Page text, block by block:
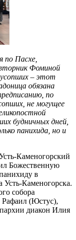
по Пасхе,
Фоминой
– этот
обязана
по
не могущее
будничных дней,
панихида, но и
Каменогорский
Божественную
в
Усть-Каменогорска.
собора
(Юстус),
диакон Илия